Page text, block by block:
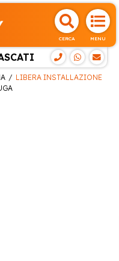
CERCA MENU
LIBERA INSTALLAZIONE